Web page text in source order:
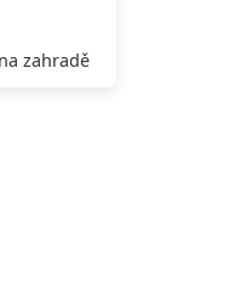
zahradě